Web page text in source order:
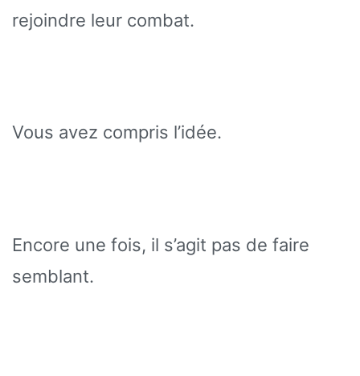
rejoindre leur combat.
Vous avez compris l’idée.
Encore une fois, il s’agit pas de faire
semblant.